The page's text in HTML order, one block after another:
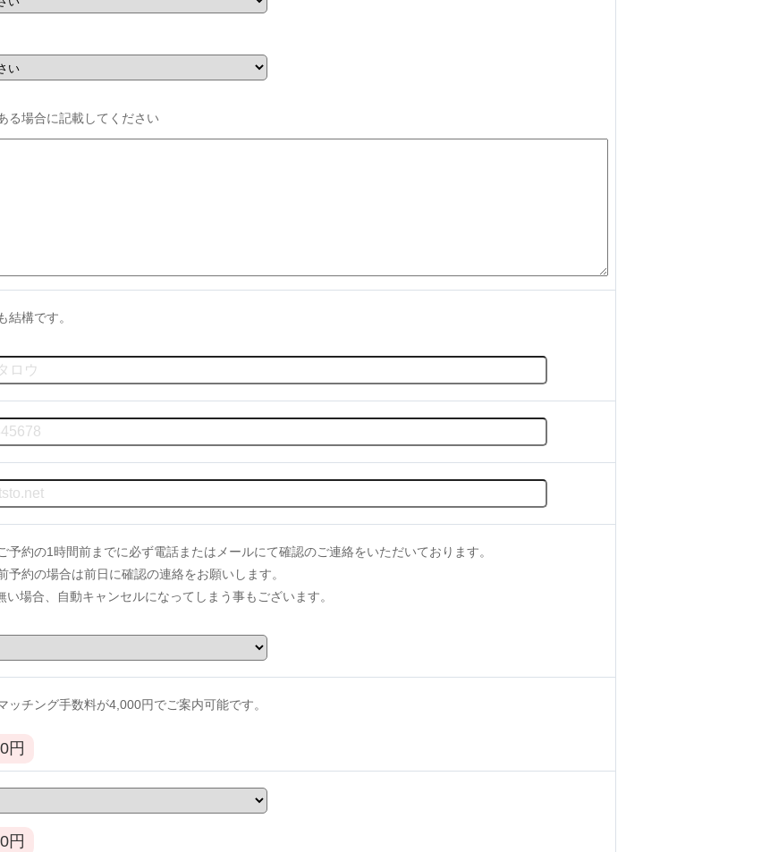
る場合に記載してください
結構です。
予約の1時間前までに必ず電話またはメールにて確認のご連絡をいただいております。
約の場合は前日に確認の連絡をお願いします。
場合、自動キャンセルになってしまう事もございます。
ッチング手数料が4,000円でご案内可能です。
円
円